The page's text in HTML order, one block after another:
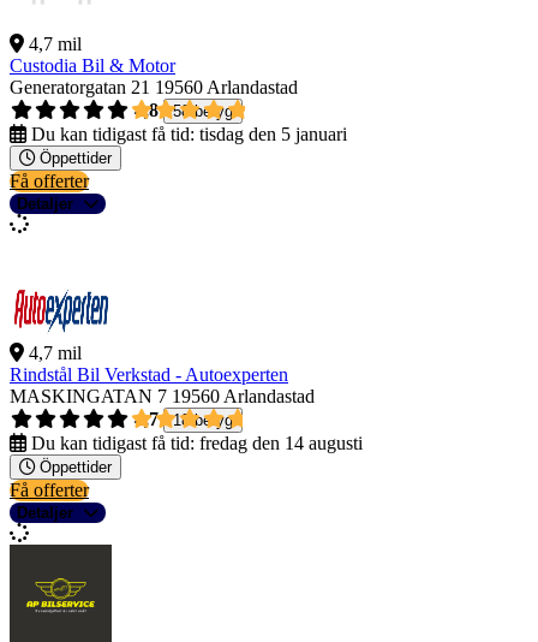
4,7 mil
Custodia Bil & Motor
Generatorgatan 21 19560 Arlandastad
4,8
58 betyg
Du kan tidigast få tid: tisdag den 5 januari
Öppettider
Få offerter
Detaljer
4,7 mil
Rindstål Bil Verkstad - Autoexperten
MASKINGATAN 7 19560 Arlandastad
4,7
18 betyg
Du kan tidigast få tid: fredag den 14 augusti
Öppettider
Få offerter
Detaljer